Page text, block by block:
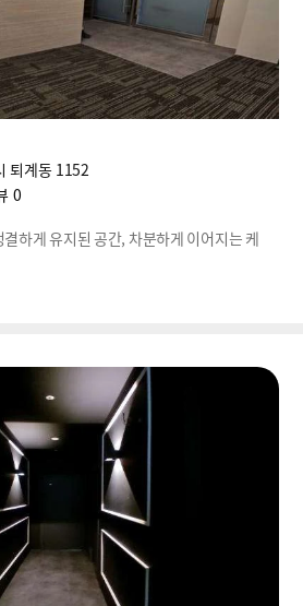
퇴계동 1152
0
하게 유지된 공간, 차분하게 이어지는 케